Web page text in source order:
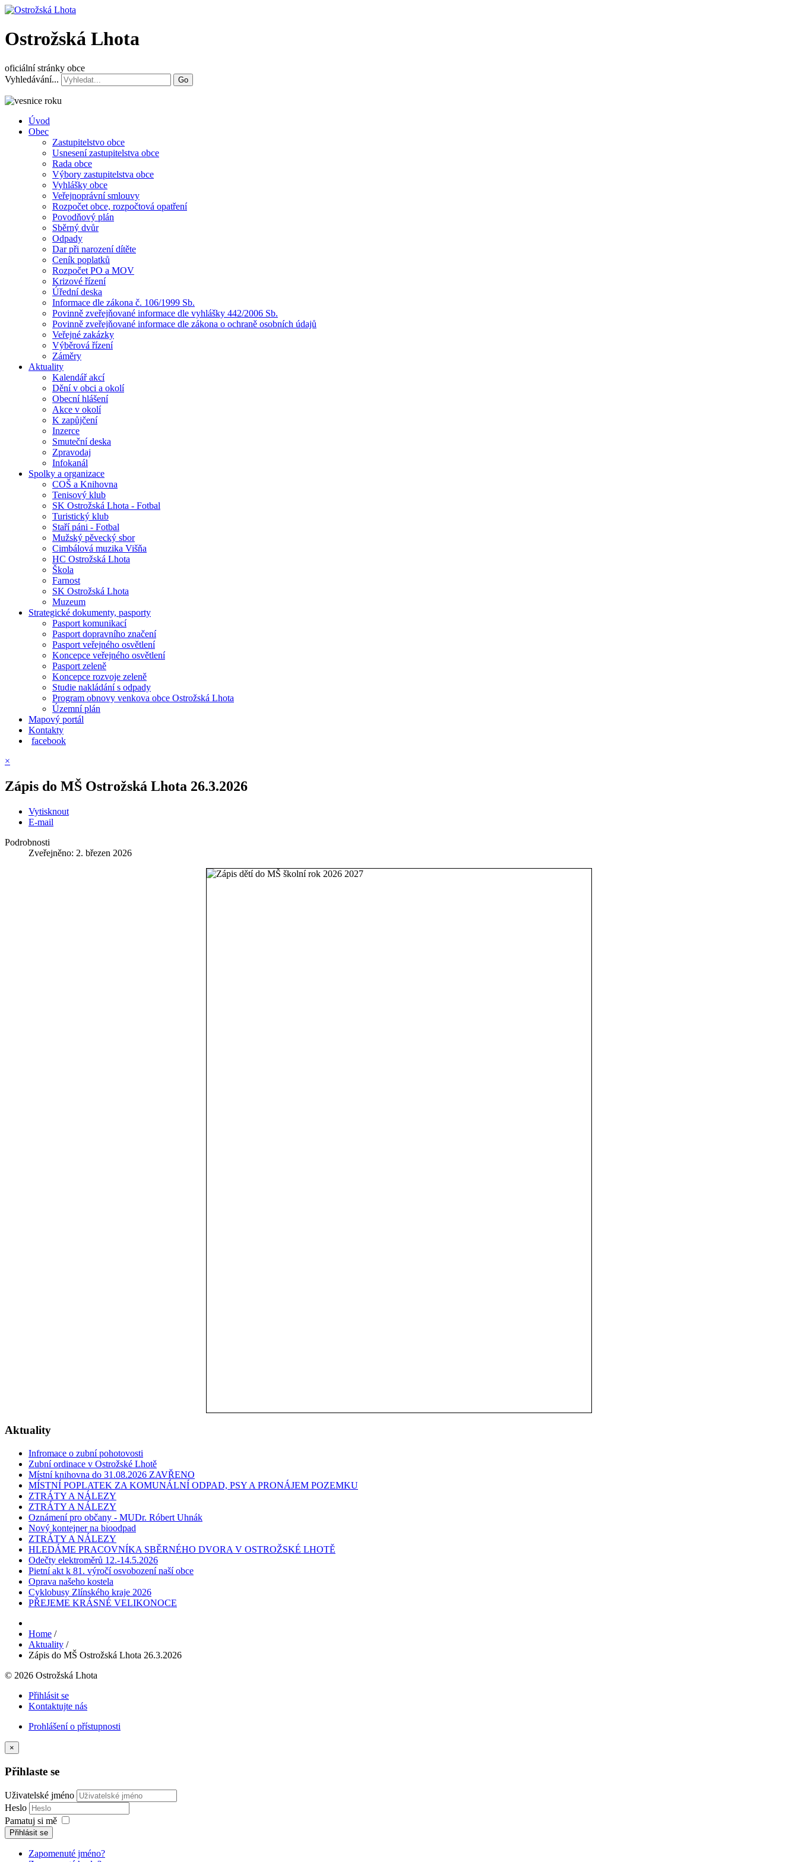
Ostrožská Lhota
oficiální stránky obce
Vyhledávání...
Go
Úvod
Obec
Zastupitelstvo obce
Usnesení zastupitelstva obce
Rada obce
Výbory zastupitelstva obce
Vyhlášky obce
Veřejnoprávní smlouvy
Rozpočet obce, rozpočtová opatření
Povodňový plán
Sběrný dvůr
Odpady
Dar při narození dítěte
Ceník poplatků
Rozpočet PO a MOV
Krizové řízení
Úřední deska
Informace dle zákona č. 106/1999 Sb.
Povinně zveřejňované informace dle vyhlášky 442/2006 Sb.
Povinně zveřejňované informace dle zákona o ochraně osobních údajů
Veřejné zakázky
Výběrová řízení
Záměry
Aktuality
Kalendář akcí
Dění v obci a okolí
Obecní hlášení
Akce v okolí
K zapůjčení
Inzerce
Smuteční deska
Zpravodaj
Infokanál
Spolky a organizace
COŠ a Knihovna
Tenisový klub
SK Ostrožská Lhota - Fotbal
Turistický klub
Staří páni - Fotbal
Mužský pěvecký sbor
Cimbálová muzika Višňa
HC Ostrožská Lhota
Škola
Farnost
SK Ostrožská Lhota
Muzeum
Strategické dokumenty, pasporty
Pasport komunikací
Pasport dopravního značení
Pasport veřejného osvětlení
Koncepce veřejného osvětlení
Pasport zeleně
Koncepce rozvoje zeleně
Studie nakládání s odpady
Program obnovy venkova obce Ostrožská Lhota
Územní plán
Mapový portál
Kontakty
facebook
×
Zápis do MŠ Ostrožská Lhota 26.3.2026
Vytisknout
E-mail
Podrobnosti
Zveřejněno: 2. březen 2026
Aktuality
Infromace o zubní pohotovosti
Zubní ordinace v Ostrožské Lhotě
Místní knihovna do 31.08.2026 ZAVŘENO
MÍSTNÍ POPLATEK ZA KOMUNÁLNÍ ODPAD, PSY A PRONÁJEM POZEMKU
ZTRÁTY A NÁLEZY
ZTRÁTY A NÁLEZY
Oznámení pro občany - MUDr. Róbert Uhnák
Nový kontejner na bioodpad
ZTRÁTY A NÁLEZY
HLEDÁME PRACOVNÍKA SBĚRNÉHO DVORA V OSTROŽSKÉ LHOTĚ
Odečty elektroměrů 12.-14.5.2026
Pietní akt k 81. výročí osvobození naší obce
Oprava našeho kostela
Cyklobusy Zlínského kraje 2026
PŘEJEME KRÁSNÉ VELIKONOCE
Home /
Aktuality /
Zápis do MŠ Ostrožská Lhota 26.3.2026
© 2026 Ostrožská Lhota
Přihlásit se
Kontaktujte nás
Prohlášení o přístupnosti
×
Přihlaste se
Uživatelské jméno
Heslo
Pamatuj si mě
Přihlásit se
Zapomenuté jméno?